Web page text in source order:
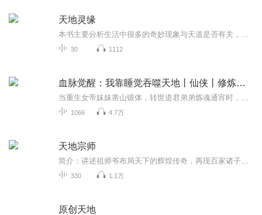
天地灵缘
30 1112
血脉觉醒：我靠睡觉吞噬天地丨仙侠丨修炼丨躺赢丨爽文
1066 4.7万
天地宗师
330 1.1万
原创天地